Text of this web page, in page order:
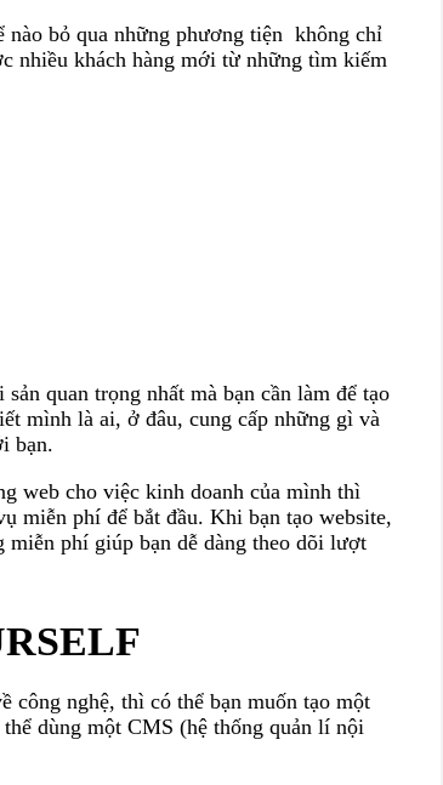
nào bỏ qua những phương tiện không chỉ
nhiều khách hàng mới từ những tìm kiếm
quan trọng nhất mà bạn cần làm để tạo
mình là ai, ở đâu, cung cấp những gì và
bạn.
web cho việc kinh doanh của mình thì
miễn phí để bắt đầu. Khi bạn tạo website,
phí giúp bạn dễ dàng theo dõi lượt
công nghệ, thì có thể bạn muốn tạo một
dùng một CMS (hệ thống quản lí nội